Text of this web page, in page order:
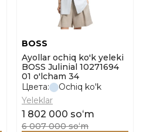
BOSS
Ayollar ochiq ko'k yeleki
BOSS Julinial 10271694
01 o'lcham 34
Цвета:
Ochiq ko'k
Yeleklar
1 802 000 soʻm
6 007 000 soʻm